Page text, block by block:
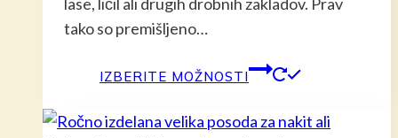
tako so premišljeno…
IZBERITE MOŽNOSTI